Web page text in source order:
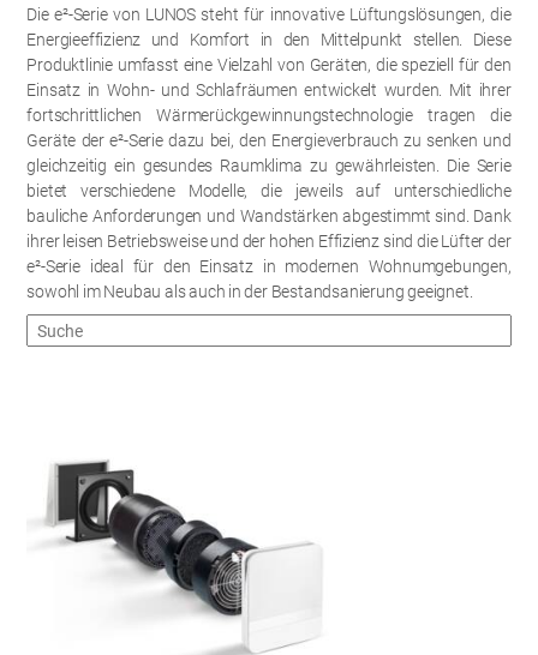
Die e²-Serie von LUNOS steht für innovative Lüftungslösungen, die
Energieeffizienz und Komfort in den Mittelpunkt stellen. Diese
Produktlinie umfasst eine Vielzahl von Geräten, die speziell für den
Einsatz in Wohn- und Schlafräumen entwickelt wurden. Mit ihrer
fortschrittlichen Wärmerückgewinnungstechnologie tragen die
Geräte der e²-Serie dazu bei, den Energieverbrauch zu senken und
gleichzeitig ein gesundes Raumklima zu gewährleisten. Die Serie
bietet verschiedene Modelle, die jeweils auf unterschiedliche
bauliche Anforderungen und Wandstärken abgestimmt sind. Dank
ihrer leisen Betriebsweise und der hohen Effizienz sind die Lüfter der
e²-Serie ideal für den Einsatz in modernen Wohnumgebungen,
sowohl im Neubau als auch in der Bestandsanierung geeignet.